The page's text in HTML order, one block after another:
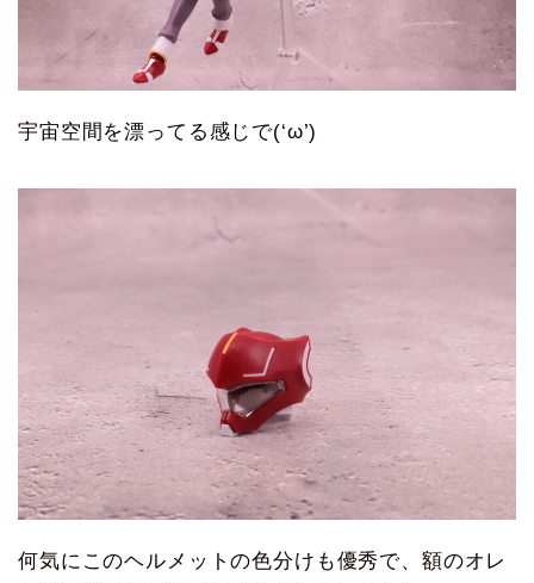
宇宙空間を漂ってる感じで(‘ω’)
何気にこのヘルメットの色分けも優秀で、額のオレ